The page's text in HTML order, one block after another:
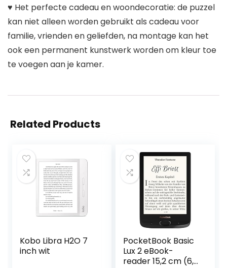
♥ Het perfecte cadeau en woondecoratie: de puzzel
kan niet alleen worden gebruikt als cadeau voor
familie, vrienden en geliefden, na montage kan het
ook een permanent kunstwerk worden om kleur toe
te voegen aan je kamer.
Related Products
Kobo Libra H2O 7
inch wit
PocketBook Basic
Lux 2 eBook-
reader 15,2 cm (6,0